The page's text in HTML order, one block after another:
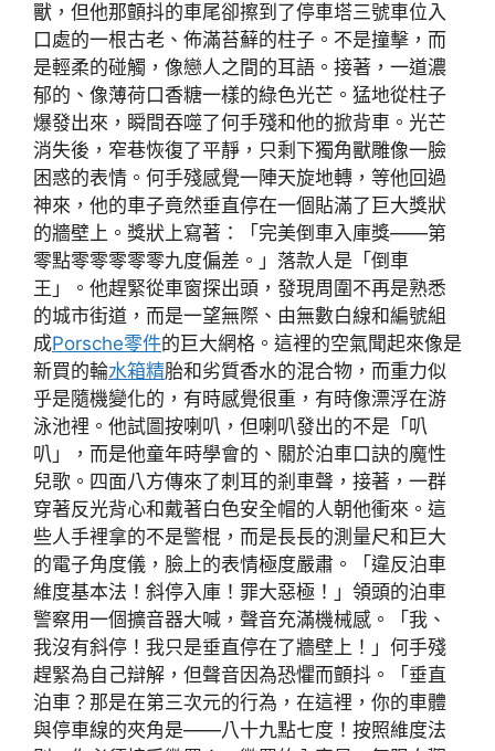
獸，但他那顫抖的車尾卻擦到了停車塔三號車位入
口處的一根古老、佈滿苔蘚的柱子。不是撞擊，而
是輕柔的碰觸，像戀人之間的耳語。接著，一道濃
郁的、像薄荷口香糖一樣的綠色光芒。猛地從柱子
爆發出來，瞬間吞噬了何手殘和他的掀背車。光芒
消失後，窄巷恢復了平靜，只剩下獨角獸雕像一臉
困惑的表情。何手殘感覺一陣天旋地轉，等他回過
神來，他的車子竟然垂直停在一個貼滿了巨大獎狀
的牆壁上。獎狀上寫著：「完美倒車入庫獎——第
零點零零零零零九度偏差。」落款人是「倒車
王」。他趕緊從車窗探出頭，發現周圍不再是熟悉
的城市街道，而是一望無際、由無數白線和編號組
成Porsche零件的巨大網格。這裡的空氣聞起來像是
新買的輪水箱精胎和劣質香水的混合物，而重力似
乎是隨機變化的，有時感覺很重，有時像漂浮在游
泳池裡。他試圖按喇叭，但喇叭發出的不是「叭
叭」，而是他童年時學會的、關於泊車口訣的魔性
兒歌。四面八方傳來了刺耳的剎車聲，接著，一群
穿著反光背心和戴著白色安全帽的人朝他衝來。這
些人手裡拿的不是警棍，而是長長的測量尺和巨大
的電子角度儀，臉上的表情極度嚴肅。「違反泊車
維度基本法！斜停入庫！罪大惡極！」領頭的泊車
警察用一個擴音器大喊，聲音充滿機械感。「我、
我沒有斜停！我只是垂直停在了牆壁上！」何手殘
趕緊為自己辯解，但聲音因為恐懼而顫抖。「垂直
泊車？那是在第三次元的行為，在這裡，你的車體
與停車線的夾角是——八十九點七度！按照維度法